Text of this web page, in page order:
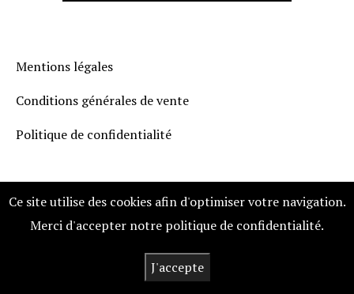
Mentions légales
Conditions générales de vente
Politique de confidentialité
Agence web : SiteInternetPourTous Copyright 2021
Atelier des arômes
Ce site utilise des cookies afin d'optimiser votre navigation.
Merci d'accepter notre politique de confidentialité.
J'accepte